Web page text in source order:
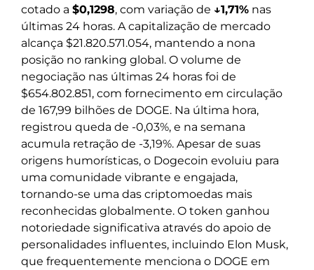
cotado a $0,1298, com variação de ↓1,71% nas
últimas 24 horas. A capitalização de mercado
alcança $21.820.571.054, mantendo a nona
posição no ranking global. O volume de
negociação nas últimas 24 horas foi de
$654.802.851, com fornecimento em circulação
de 167,99 bilhões de DOGE. Na última hora,
registrou queda de -0,03%, e na semana
acumula retração de -3,19%. Apesar de suas
origens humorísticas, o Dogecoin evoluiu para
uma comunidade vibrante e engajada,
tornando-se uma das criptomoedas mais
reconhecidas globalmente. O token ganhou
notoriedade significativa através do apoio de
personalidades influentes, incluindo Elon Musk,
que frequentemente menciona o DOGE em